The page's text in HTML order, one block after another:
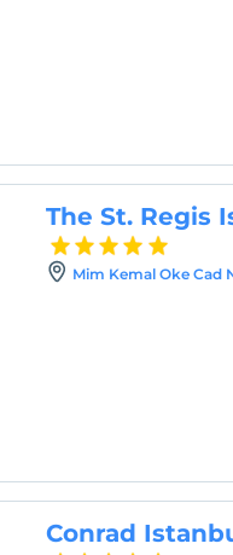
The St. Regis
Mim Kemal Oke Cad
Conrad